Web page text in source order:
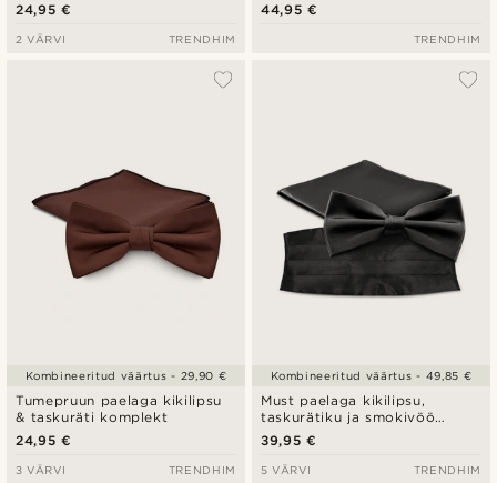
24,95 €
2 VÄRVI TRENDHIM
44,95 €
TRENDHIM
Tumepruun paelaga kikilipsu
& taskuräti komplekt
24,95 €
Kombineeritud väärtus - 29,90 €
3 VÄRVI TRENDHIM
Must paelaga kikilipsu,
taskurätiku ja smokivöö
komplekt
39,95 €
Kombineeritud väärtus - 49,85 €
5 VÄRVI TRENDHIM